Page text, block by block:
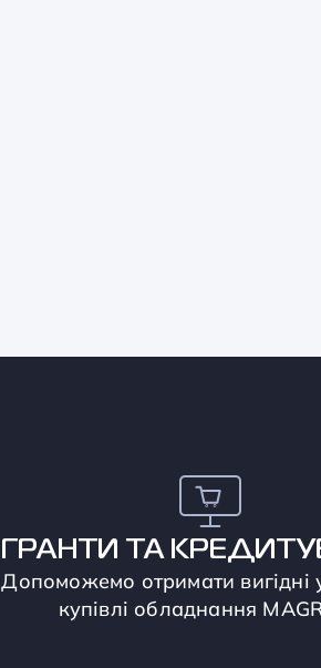
ГРАНТИ ТА
Допоможемо отримати вигідні
купівлі обладнання